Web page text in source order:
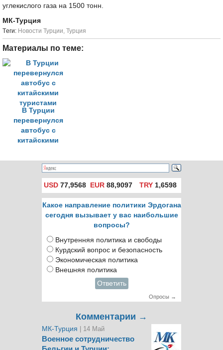
углекислого газа на 1500 тонн.
МК-Турция
Tеги: Новости Турции, Турция
Материалы по теме:
В Турции
перевернулся
автобус с
китайскими
USD 77,9568 EUR 88,9097 TRY1,6598
Какое направление политики Эрдогана
сегодня вызывает у вас наибольшие
вопросы?
Внутренняя политика и свободы
Курдский вопрос и безопасность
Экономическая политика
Внешняя политика
Ответить
Опросы →
Комментарии →
МК-Турция | 14 Май
Военное сотрудничество